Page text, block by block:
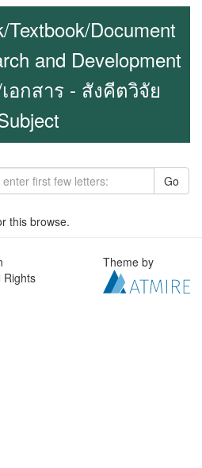
Textbook/Document
and Development
อกสาร - สังคีตวิจัย
Go
this browse.
Rights
Theme by